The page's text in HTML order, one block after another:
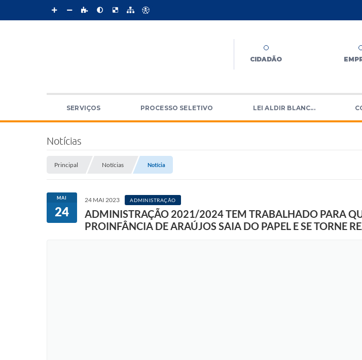
CIDADÃO
SERVIÇOS PROCESSO SELETIVO LEI ALDIR BLANC...
Notícias
Principal Notícias Notícia
MAI
24
24 MAI 2023 ADMINISTRAÇÃO
ADMINISTRAÇÃO 2021/2024 TEM TRABALHADO PARA
PROINFÂNCIA DE ARAÚJOS SAIA DO PAPEL E SE TORNE